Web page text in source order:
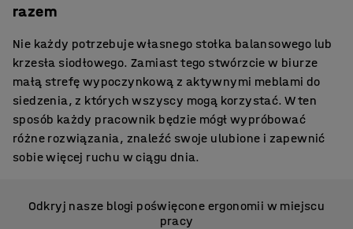
razem
Nie każdy potrzebuje własnego stołka balansowego lub
krzesła siodłowego. Zamiast tego stwórzcie w biurze
małą strefę wypoczynkową z aktywnymi meblami do
siedzenia, z których wszyscy mogą korzystać. W ten
sposób każdy pracownik będzie mógł wypróbować
różne rozwiązania, znaleźć swoje ulubione i zapewnić
sobie więcej ruchu w ciągu dnia.
Odkryj nasze blogi poświęcone ergonomii w miejscu
pracy